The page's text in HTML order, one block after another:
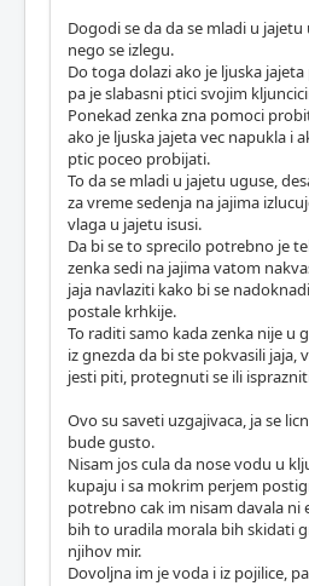
Dogodi se da da se mladi u
nego se izlegu.
Do toga dolazi ako je ljuska
pa je slabasni ptici svojim
Ponekad zenka zna pomoci
ako je ljuska jajeta vec napukla i
ptic poceo probijati.
To da se mladi u jajetu uguse,
za vreme sedenja na jajima
vlaga u jajetu isusi.
Da bi se to sprecilo potrebno je
zenka sedi na jajima vatom
jaja navlaziti kako bi se
postale krhkije.
To raditi samo kada zenka nije u
iz gnezda da bi ste pokvasili jaja,
jesti piti, protegnuti se ili
Ovo su saveti uzgajivaca, ja se
bude gusto.
Nisam jos cula da nose vodu u
kupaju i sa mokrim perjem
potrebno cak im nisam davala ni
bih to uradila morala bih skidati
njihov mir.
Dovoljna im je voda i iz pojilice,